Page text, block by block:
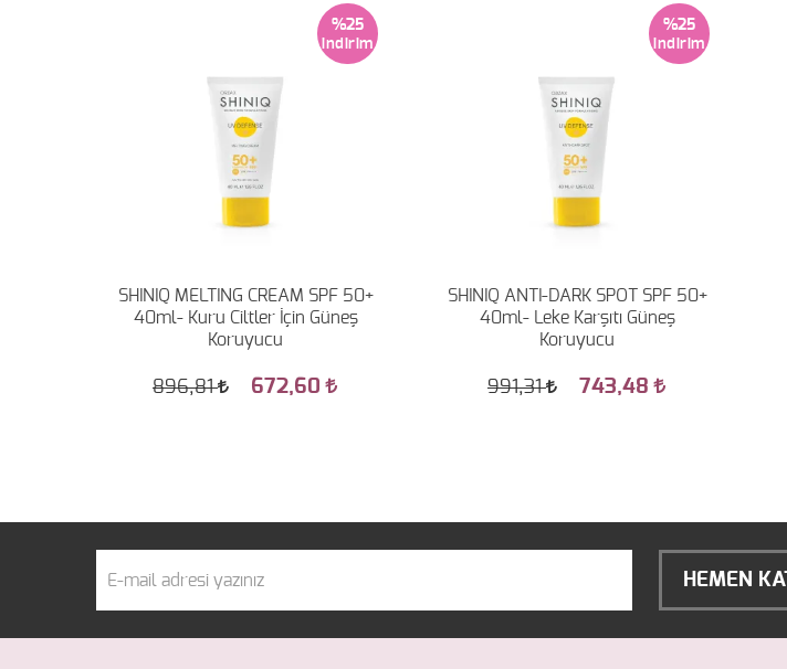
SHINIQ MELTING CREAM SPF 50+
40ml- Kuru Ciltler İçin Güneş
Koruyucu
%25
896,81 672,60
SHINIQ ANTI-DARK SPOT SPF 50+
40ml- Leke Karşıtı Güneş
Koruyucu
%25
991,31 743,48
HEMEN